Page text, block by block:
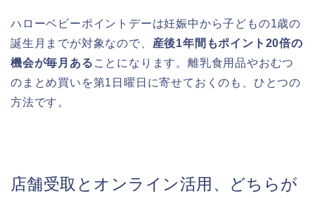
ハローベビーポイントデーは妊娠中から子どもの1歳の
誕生月までが対象なので、 産後1年間もポイント20倍の
機会が毎月ある ことになります。離乳食用品やおむつ
のまとめ買いを第1日曜日に寄せておくのも、ひとつの
方法です。
店舗受取とオンライン活用、どちらが